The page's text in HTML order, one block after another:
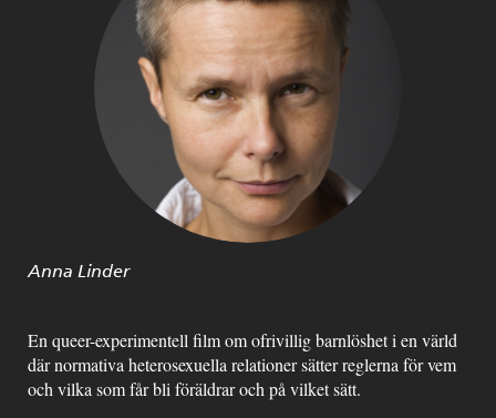
Anna Linder
En queer-experimentell film om ofrivillig barnlöshet i en värld
där normativa heterosexuella relationer sätter reglerna för vem
och vilka som får bli föräldrar och på vilket sätt.